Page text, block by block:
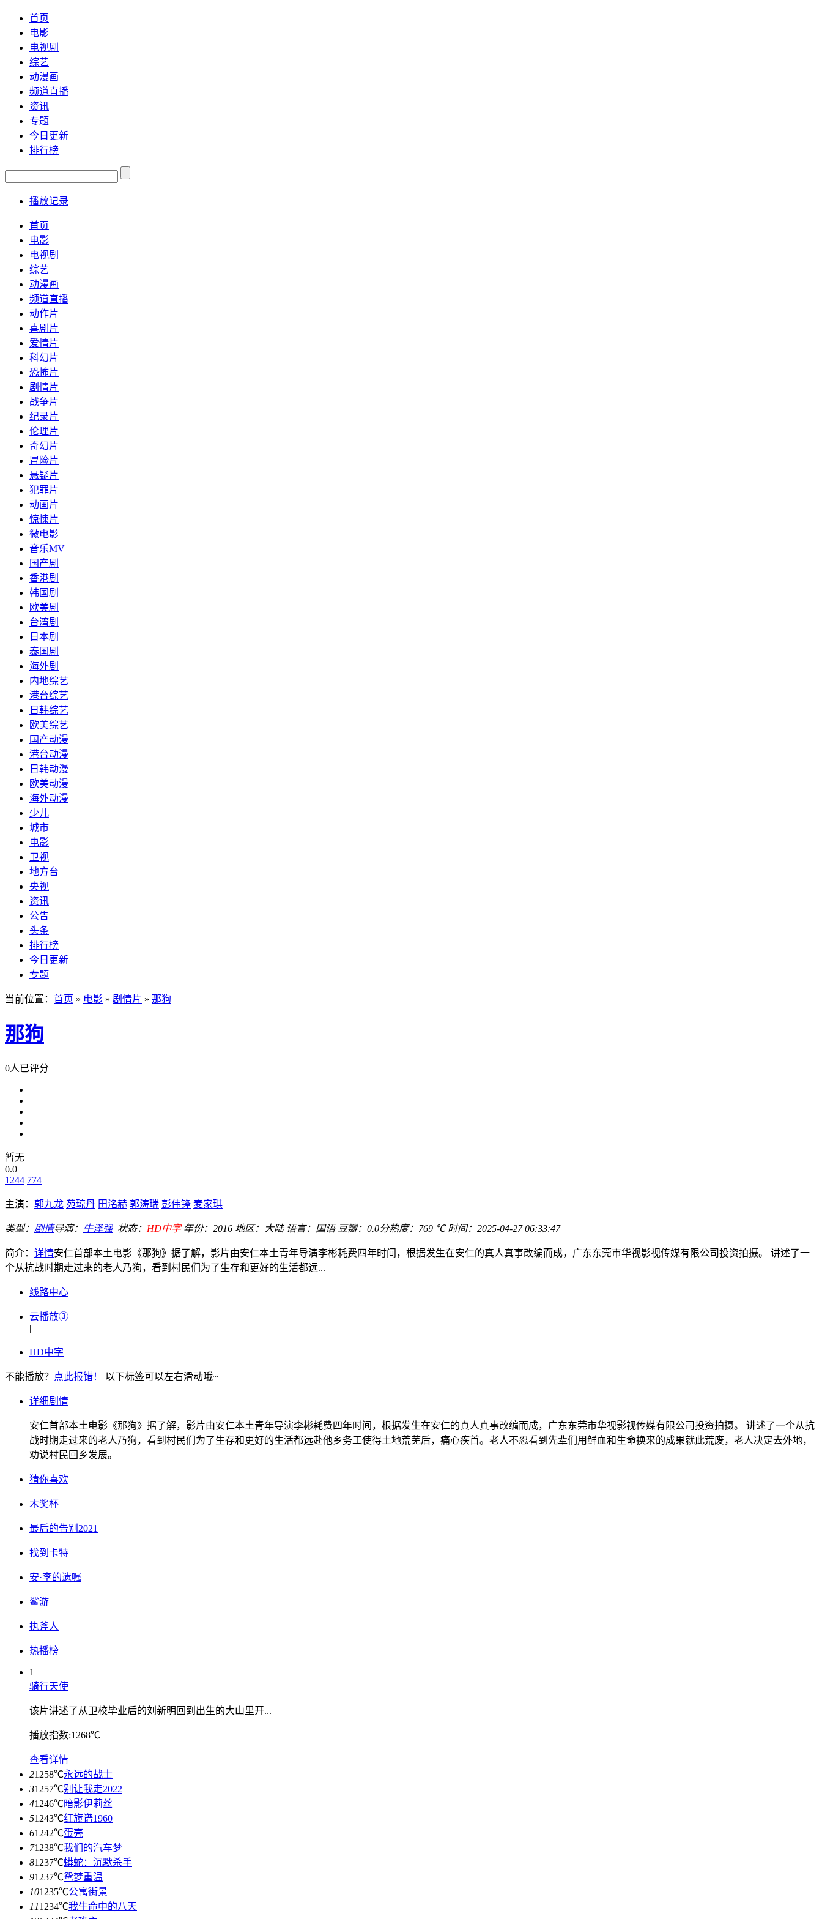
首页
电影
电视剧
综艺
动漫画
频道直播
资讯
专题
今日更新
排行榜
播放记录
首页
电影
电视剧
综艺
动漫画
频道直播
动作片
喜剧片
爱情片
科幻片
恐怖片
剧情片
战争片
纪录片
伦理片
奇幻片
冒险片
悬疑片
犯罪片
动画片
惊悚片
微电影
音乐MV
国产剧
香港剧
韩国剧
欧美剧
台湾剧
日本剧
泰国剧
海外剧
内地综艺
港台综艺
日韩综艺
欧美综艺
国产动漫
港台动漫
日韩动漫
欧美动漫
海外动漫
少儿
城市
电影
卫视
地方台
央视
资讯
公告
头条
排行榜
今日更新
专题
当前位置： 首页 » 电影 » 剧情片 » 那狗
那狗
0人已评分
暂无
0.0
1244 774
主演： 郭九龙 苑琼丹 田洺赫 郭涛瑞 彭伟锋 麦家琪
类型： 剧情导演： 牛泽强 状态： HD中字 年份： 2016 地区： 大陆 语言： 国语 豆瓣：0.0分热度：769 ℃ 时间： 2025-04-27 06:33:47
简介： 详情安仁首部本土电影《那狗》据了解，影片由安仁本土青年导演李彬耗费四年时间，根据发生在安仁的真人真事改编而成，广东东莞市华视影视传媒有限公司投资拍摄。 讲述了一
个从抗战时期走过来的老人乃狗，看到村民们为了生存和更好的生活都远...
线路中心
云播放③
|
HD中字
不能播放？ 点此报错！ 以下标签可以左右滑动哦~
详细剧情
安仁首部本土电影《那狗》据了解，影片由安仁本土青年导演李彬耗费四年时间，根据发生在安仁的真人真事改编而成，广东东莞市华视影视传媒有限公司投资拍摄。 讲述了一个从抗
战时期走过来的老人乃狗，看到村民们为了生存和更好的生活都远赴他乡务工使得土地荒芜后，痛心疾首。老人不忍看到先辈们用鲜血和生命换来的成果就此荒废，老人决定去外地，
劝说村民回乡发展。
猜你喜欢
木奖杯
最后的告别2021
找到卡特
安·李的遗嘱
鲨游
执斧人
热播榜
1
骑行天使
该片讲述了从卫校毕业后的刘新明回到出生的大山里开...
播放指数:1268℃
查看详情
21258℃永远的战士
31257℃别让我走2022
41246℃暗影伊莉丝
51243℃红旗谱1960
61242℃蛋壳
71238℃我们的汽车梦
81237℃蟒蛇：沉默杀手
91237℃鸳梦重温
101235℃公寓街景
111234℃我生命中的八天